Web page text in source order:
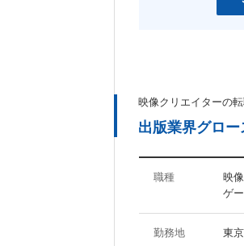
映像クリエイターの
出版業界グロ
職種
映
ゲ
勤務地 東